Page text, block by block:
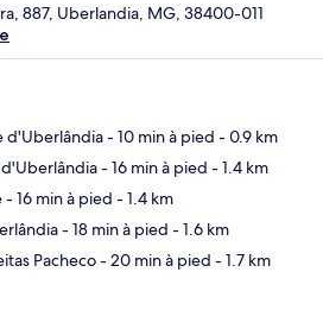
887, Uberlandia, MG, 38400-011
d'Uberlândia- 10 min à pied - 0.9 km
d'Uberlândia- 16 min à pied - 1.4 km
- 16 min à pied - 1.4 km
- 18 min à pied - 1.6 km
Pacheco- 20 min à pied - 1.7 km